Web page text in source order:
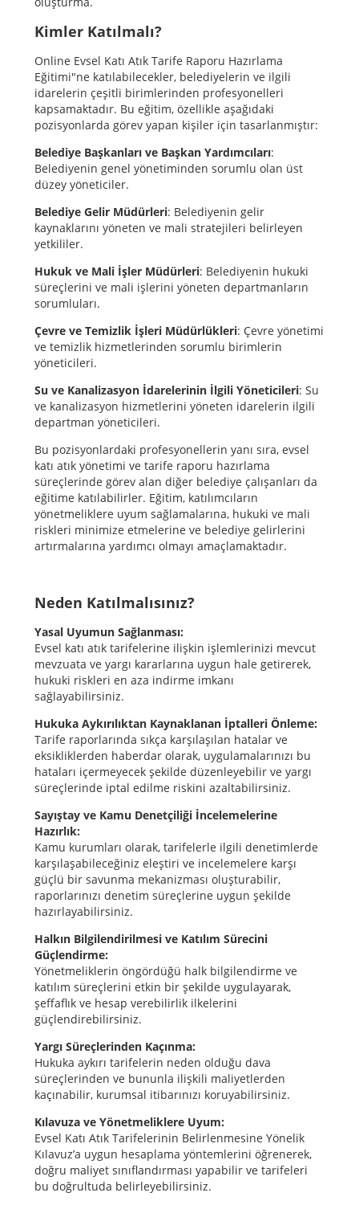
Kimler Katılmalı?
Online Evsel Katı Atık Tarife Raporu Hazırlama
Eğitimi"ne katılabilecekler, belediyelerin ve ilgili
idarelerin çeşitli birimlerinden profesyonelleri
kapsamaktadır. Bu eğitim, özellikle aşağıdaki
pozisyonlarda görev yapan kişiler için tasarlanmıştır:
Belediye Başkanları ve Başkan Yardımcıları:
Belediyenin genel yönetiminden sorumlu olan üst
düzey yöneticiler.
Belediye Gelir Müdürleri: Belediyenin gelir
kaynaklarını yöneten ve mali stratejileri belirleyen
yetkililer.
Hukuk ve Mali İşler Müdürleri: Belediyenin hukuki
süreçlerini ve mali işlerini yöneten departmanların
sorumluları.
Çevre ve Temizlik İşleri Müdürlükleri: Çevre yönetimi
ve temizlik hizmetlerinden sorumlu birimlerin
yöneticileri.
Su ve Kanalizasyon İdarelerinin İlgili Yöneticileri: Su
ve kanalizasyon hizmetlerini yöneten idarelerin ilgili
departman yöneticileri.
Bu pozisyonlardaki profesyonellerin yanı sıra, evsel
katı atık yönetimi ve tarife raporu hazırlama
süreçlerinde görev alan diğer belediye çalışanları da
eğitime katılabilirler. Eğitim, katılımcıların
yönetmeliklere uyum sağlamalarına, hukuki ve mali
riskleri minimize etmelerine ve belediye gelirlerini
artırmalarına yardımcı olmayı amaçlamaktadır.
Neden Katılmalısınız?
Yasal Uyumun Sağlanması:
Evsel katı atık tarifelerine ilişkin işlemlerinizi mevcut
mevzuata ve yargı kararlarına uygun hale getirerek,
hukuki riskleri en aza indirme imkanı
sağlayabilirsiniz.
Hukuka Aykırılıktan Kaynaklanan İptalleri Önleme:
Tarife raporlarında sıkça karşılaşılan hatalar ve
eksikliklerden haberdar olarak, uygulamalarınızı bu
hataları içermeyecek şekilde düzenleyebilir ve yargı
süreçlerinde iptal edilme riskini azaltabilirsiniz.
Sayıştay ve Kamu Denetçiliği İncelemelerine
Hazırlık:
Kamu kurumları olarak, tarifelerle ilgili denetimlerde
karşılaşabileceğiniz eleştiri ve incelemelere karşı
güçlü bir savunma mekanizması oluşturabilir,
raporlarınızı denetim süreçlerine uygun şekilde
hazırlayabilirsiniz.
Halkın Bilgilendirilmesi ve Katılım Sürecini
Güçlendirme:
Yönetmeliklerin öngördüğü halk bilgilendirme ve
katılım süreçlerini etkin bir şekilde uygulayarak,
şeffaflık ve hesap verebilirlik ilkelerini
güçlendirebilirsiniz.
Yargı Süreçlerinden Kaçınma:
Hukuka aykırı tarifelerin neden olduğu dava
süreçlerinden ve bununla ilişkili maliyetlerden
kaçınabilir, kurumsal itibarınızı koruyabilirsiniz.
Kılavuza ve Yönetmeliklere Uyum:
Evsel Katı Atık Tarifelerinin Belirlenmesine Yönelik
Kılavuz’a uygun hesaplama yöntemlerini öğrenerek,
doğru maliyet sınıflandırması yapabilir ve tarifeleri
bu doğrultuda belirleyebilirsiniz.